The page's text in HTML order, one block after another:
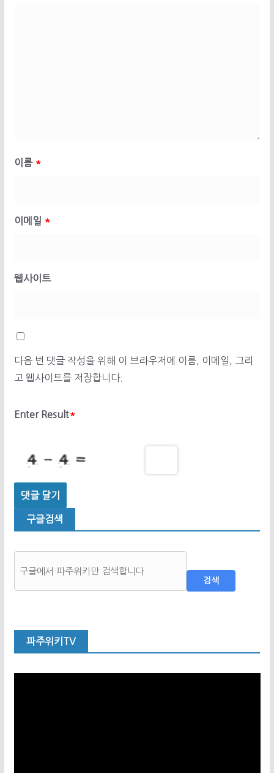
이름 *
이메일 *
웹사이트
다음 번 댓글 작성을 위해 이 브라우저에 이름, 이메일, 그리
고 웹사이트를 저장합니다.
Enter Result*
구글검색
검색
파주위키TV